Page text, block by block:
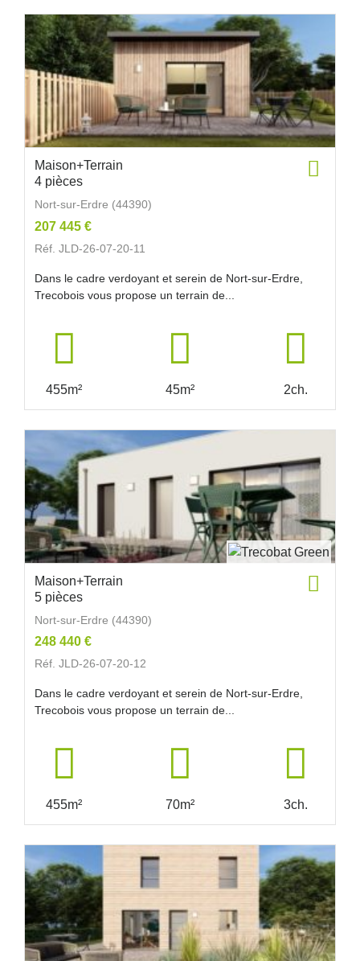
Maison+Terrain
4 pièces
Nort-sur-Erdre (44390)
207 445 €
Réf. JLD-26-07-20-11
Dans le cadre verdoyant et serein de Nort-sur-Erdre,
Trecobois vous propose un terrain de...
455m² 45m² 2ch.
Maison+Terrain
5 pièces
Nort-sur-Erdre (44390)
248 440 €
Réf. JLD-26-07-20-12
Dans le cadre verdoyant et serein de Nort-sur-Erdre,
Trecobois vous propose un terrain de...
455m² 70m² 3ch.